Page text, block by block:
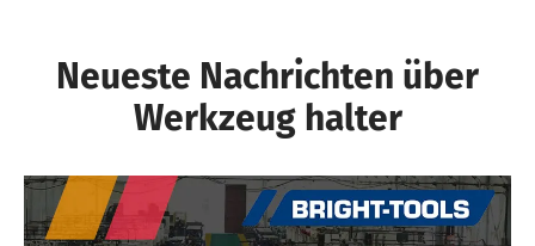
Neueste Nachrichten über
Werkzeug halter